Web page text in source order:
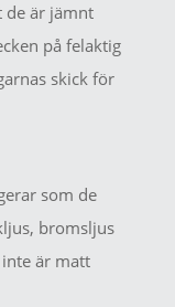
de är jämnt
på felaktig
skick för
som de
bromsljus
är matt